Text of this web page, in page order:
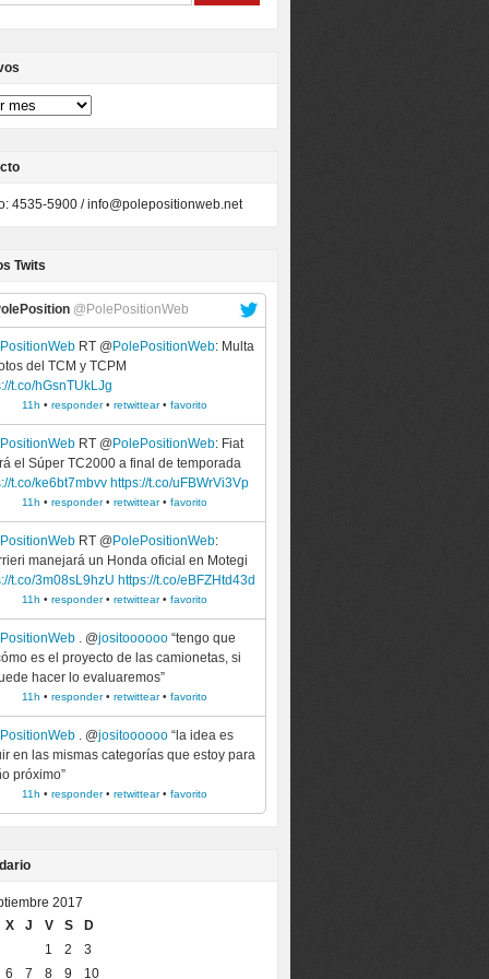
4535-5900 /info@polepositionweb.net
Twits
@PolePositionWeb
RT @ PolePositionWeb: Multa
del TCM y TCPM
t.co/hGsnTUkLJg
11h • responder• retwittear• favorito
RT @ PolePositionWeb: Fiat
el Súper TC2000 a final de temporada
t.co/ke6bt7mbvv https://t.co/uFBWrVi3Vp
11h • responder• retwittear• favorito
RT @ PolePositionWeb:
manejará un Honda oficial en Motegi
t.co/3m08sL9hzU https://t.co/eBFZHtd43d
11h • responder• retwittear• favorito
. @jositoooooo “tengo que
es el proyecto de las camionetas, si
hacer lo evaluaremos”
11h • responder• retwittear• favorito
. @jositoooooo “la idea es
en las mismas categorías que estoy para
próximo”
11h • responder• retwittear• favorito
2017
X
J V S
D
1
2
3
6
7 8 9 10